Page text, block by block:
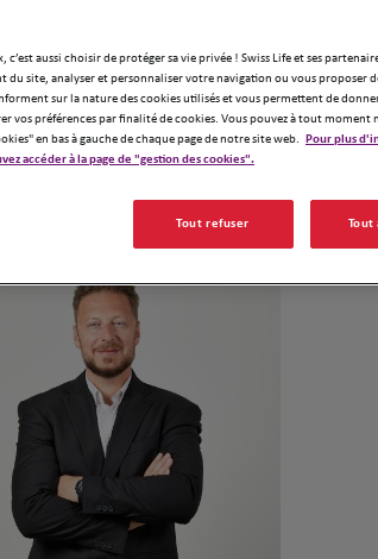
devis
famille,
Spécialisé
également
stratégies
Un
Notre équipe
c’est aussi choisir de protéger sa vie privée ! Swiss Life et ses
du site, analyser et personnaliser votre navigation ou vous proposer
sur la nature des cookies utilisés et vous permettent de
vos préférences par finalité de cookies. Vous pouvez à tout moment
en bas à gauche de chaque page de notre site web. Pour plus
accéder à la page de "gestion des cookies".
Tout refuser